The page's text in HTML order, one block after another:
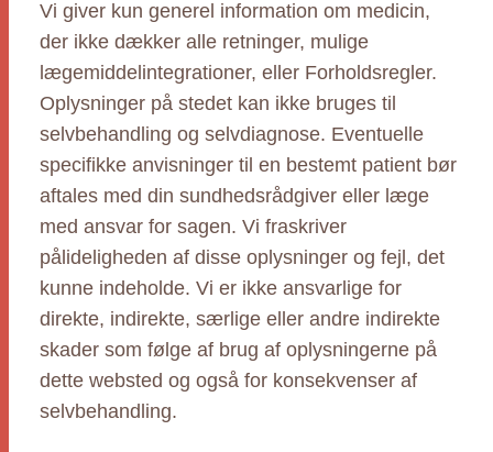
Vi giver kun generel information om medicin,
der ikke dækker alle retninger, mulige
lægemiddelintegrationer, eller Forholdsregler.
Oplysninger på stedet kan ikke bruges til
selvbehandling og selvdiagnose. Eventuelle
specifikke anvisninger til en bestemt patient bør
aftales med din sundhedsrådgiver eller læge
med ansvar for sagen. Vi fraskriver
pålideligheden af disse oplysninger og fejl, det
kunne indeholde. Vi er ikke ansvarlige for
direkte, indirekte, særlige eller andre indirekte
skader som følge af brug af oplysningerne på
dette websted og også for konsekvenser af
selvbehandling.